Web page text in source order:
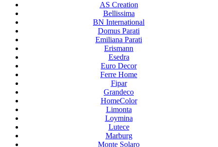
AS Creation
Bellissima
BN International
Domus Parati
Emiliana Parati
Erismann
Esedra
Euro Decor
Ferre Home
Fipar
Grandeco
HomeColor
Limonta
Loymina
Lutece
Marburg
Monte Solaro